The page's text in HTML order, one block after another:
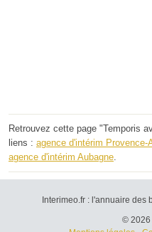
Retrouvez cette page "Temporis
liens : agence d'intérim Provence-
agence d'intérim Aubagne
Interimeo.fr : l'annuaire des
© 2026